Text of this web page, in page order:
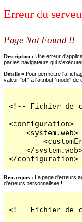
Erreur du
Page Not Found !!
Description : Une erreur
par les navigateurs qui
Détails = Pour permettre
valeur "off" à l'attribut "mode" de
<!-- Fichier de
<configuration>
    <system.web>
    </system.web>
</configuration>
Remarques : La page d'erreurs
d'erreurs personnalisée !
<!-- Fichier de